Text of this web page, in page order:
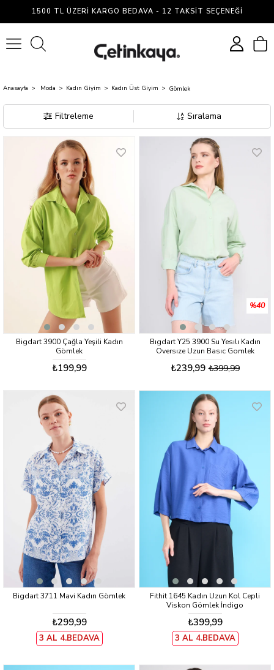
1500 TL ÜZERI KARGO BEDAVA - 12 TAKSIT SEÇENEĞI
Anasayfa Moda Kadın Giyim Kadın Üst Giyim Gömlek
Filtreleme Sıralama
Bigdart 3900 Çağla Yeşili Kadın
Gömlek
₺199,99
Bıgdart Y25 3900 Su Yesılı Kadın
Oversıze Uzun Basıc Gomlek
₺239,99 ₺399,99
%40
Bigdart 3711 Mavi Kadın Gömlek
₺299,99
3 AL 4.BEDAVA
Fithit 1645 Kadın Uzun Kol Cepli
Viskon Gömlek İndigo
₺399,99
3 AL 4.BEDAVA
Gömlek